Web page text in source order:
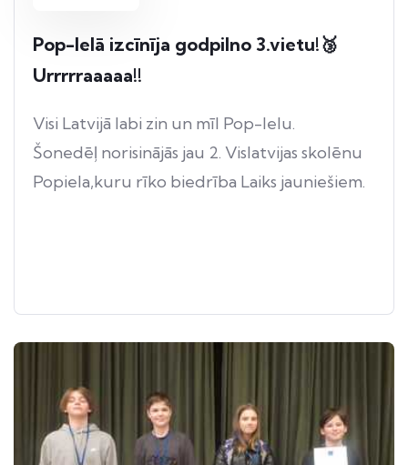
Pop-Ielā izcīnīja godpilno 3.vietu!🥉
Urrrrraaaaa!!
Visi Latvijā labi zin un mīl Pop-Ielu.
Šonedēļ norisinājās jau 2. Vislatvijas skolēnu
Popiela,kuru rīko biedrība Laiks jauniešiem.